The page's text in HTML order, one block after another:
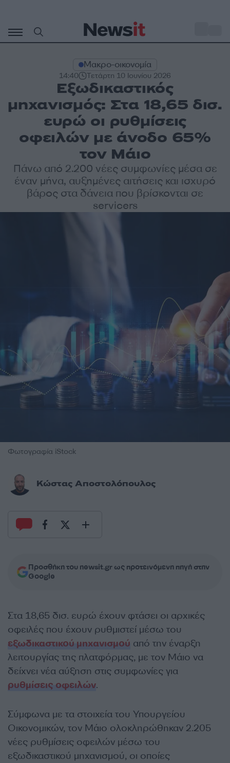
περιεχόμενο
Μακρο-οικονομία
14:40 Τετάρτη 10 Ιουνίου 2026
Εξωδικαστικός
μηχανισμός: Στα 18,65 δισ.
ευρώ οι ρυθμίσεις
οφειλών με άνοδο 65%
τον Μάιο
Πάνω από 2.200 νέες συμφωνίες μέσα σε
έναν μήνα, αυξημένες αιτήσεις και ισχυρό
βάρος στα δάνεια που βρίσκονται σε
servicers
Φωτογραφία iStock
Κώστας Αποστολόπουλος
Προσθήκη του newsit.gr ως προτεινόμενη πηγή στην
Google
Στα 18,65 δισ. ευρώ έχουν φτάσει οι αρχικές
οφειλές που έχουν ρυθμιστεί μέσω του
εξωδικαστικού μηχανισμού από την έναρξη
λειτουργίας της πλατφόρμας, με τον Μάιο να
δείχνει νέα αύξηση στις συμφωνίες για
ρυθμίσεις οφειλών.
Σύμφωνα με τα στοιχεία του Υπουργείου
Οικονομικών, τον Μάιο ολοκληρώθηκαν 2.205
νέες ρυθμίσεις οφειλών μέσω του
εξωδικαστικού μηχανισμού, οι οποίες